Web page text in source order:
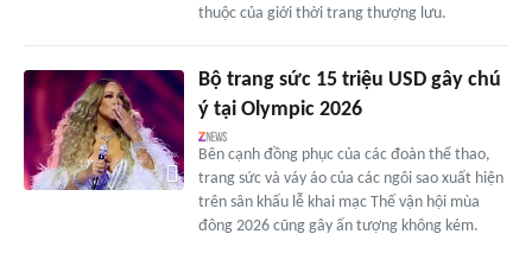
thuộc của giới thời trang thượng lưu.
Bộ trang sức 15 triệu USD gây chú
ý tại Olympic 2026
Bên cạnh đồng phục của các đoàn thể thao,
trang sức và váy áo của các ngôi sao xuất hiện
trên sân khấu lễ khai mạc Thế vận hội mùa
đông 2026 cũng gây ấn tượng không kém.